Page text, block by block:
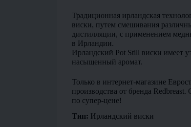
Традиционная ирландская
виски, путем смешивания
дистилляции, с применением
в Ирландии.
Ирландский Pot Still виски имеет
насыщенный аромат.
Только в интернет-магазине
производства от бренда
по супер-цене!
Тип: Ирландский виски